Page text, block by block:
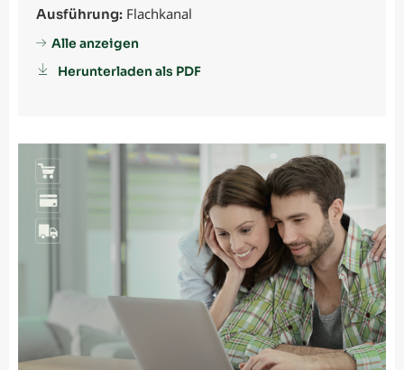
Ausführung: Flachkanal
Alle anzeigen
Herunterladen als PDF